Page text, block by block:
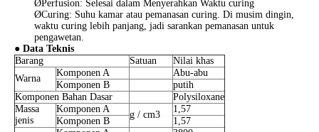
ØPerfusion: Selesai dalam Menyerahkan Waktu curing
ØCuring: Suhu kamar atau pemanasan curing. Di musim dingin,
waktu curing lebih panjang, jadi sarankan pemanasan untuk
pengawetan.
● Data Teknis
Barang
Satuan
Nilai khas
Warna
Komponen A
Abu-abu
Komponen B
putih
Komponen Bahan Dasar
Polysiloxane
Massa
jenis
Komponen A
g / cm3
1,57
Komponen B
1,57